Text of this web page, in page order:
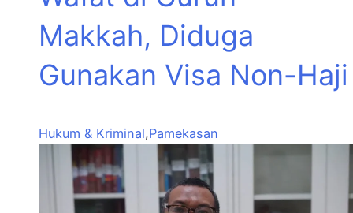
Makkah, Diduga
Gunakan Visa Non-Haji
Hukum & Kriminal,Pamekasan